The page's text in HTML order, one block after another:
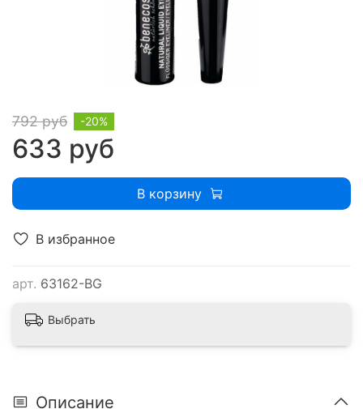
В избранное
арт. 63162-BG
792 руб
633 руб
-20%
В корзину
Выбрать
Описание